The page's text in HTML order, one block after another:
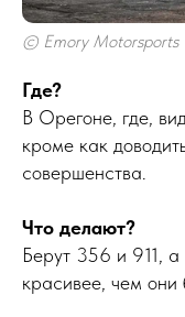
© Emory Motorsports
Где?
В Орегоне, где,
кроме как
совершенства.
Что делают?
Берут 356 и 911, а
красивее, чем они